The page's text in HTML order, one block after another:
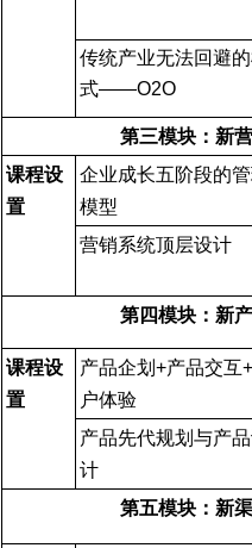
传统产业无法回避
式——O2O
第三模块：新
课程设
置
企业成长五阶段的
模型
营销系统顶层设计
第四模块：新
课程设
置
产品企划+产品交互
户体验
产品先代规划与产
计
第五模块：新